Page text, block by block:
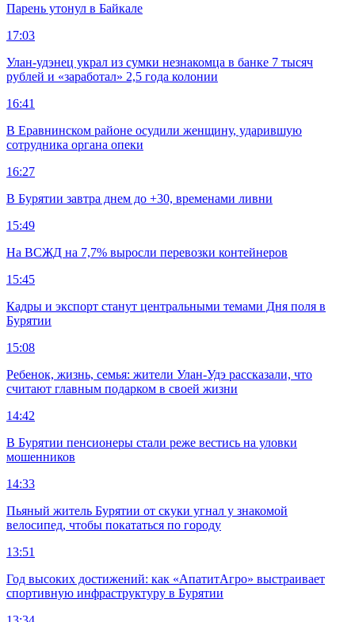
Парень утонул в Байкале
17:03
Улан-удэнец украл из сумки незнакомца в банке 7 тысяч
рублей и «заработал» 2,5 года колонии
16:41
В Еравнинском районе осудили женщину, ударившую
сотрудника органа опеки
16:27
В Бурятии завтра днем до +30, временами ливни
15:49
На ВСЖД на 7,7% выросли перевозки контейнеров
15:45
Кадры и экспорт станут центральными темами Дня поля в
Бурятии
15:08
Ребенок, жизнь, семья: жители Улан-Удэ рассказали, что
считают главным подарком в своей жизни
14:42
В Бурятии пенсионеры стали реже вестись на уловки
мошенников
14:33
Пьяный житель Бурятии от скуки угнал у знакомой
велосипед, чтобы покататься по городу
13:51
Год высоких достижений: как «АпатитАгро» выстраивает
спортивную инфраструктуру в Бурятии